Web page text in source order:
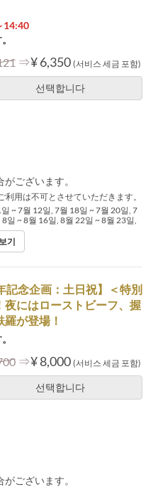
14:40
⇒¥ 6,350 (서비스 세금 포함)
선택합니다
ございます。
用は不可とさせていただきます。
~ 7월 12일, 7월 18일 ~ 7월 20일, 7
일 ~ 8월 16일, 8월 22일 ~ 8월 23일,
기
念企画：土日祝】＜特別
にはローストビーフ、握
が登場！
⇒¥ 8,000 (서비스 세금 포함)
선택합니다
ございます。